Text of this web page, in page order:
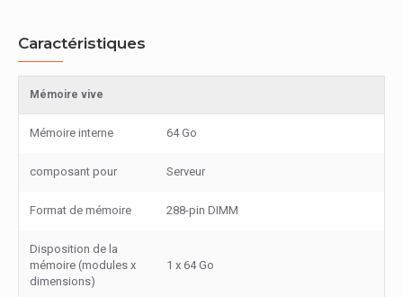
Caractéristiques
Mémoire vive
Mémoire interne 64 Go
composant pour Serveur
Format de mémoire 288-pin DIMM
Disposition de la
mémoire (modules x
dimensions)
1 x 64 Go